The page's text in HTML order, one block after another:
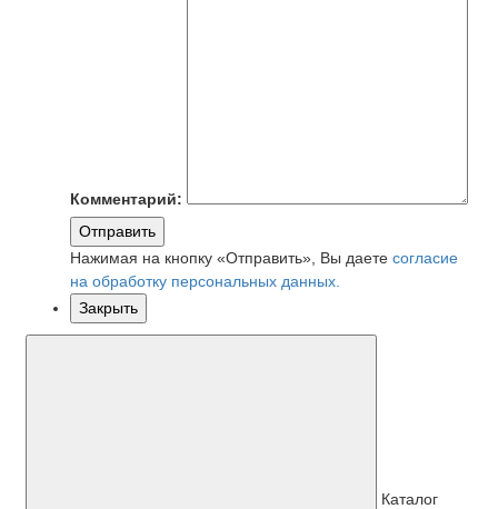
Комментарий:
Отправить
Нажимая на кнопку «Отправить», Вы даете согласие
на обработку персональных данных.
Закрыть
Каталог